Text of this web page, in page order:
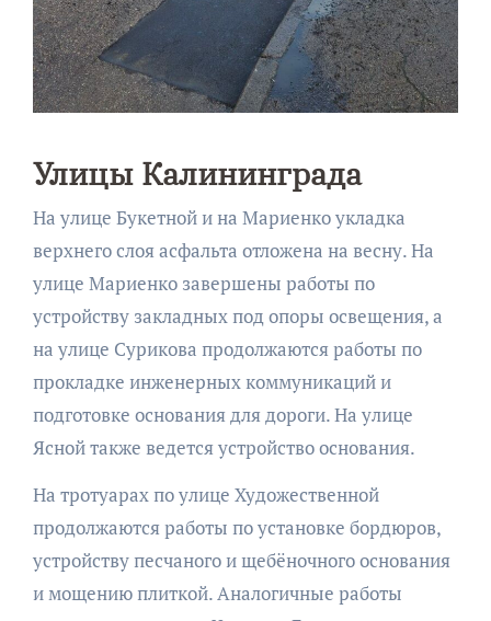
Улицы Калининграда
На улице Букетной и на Мариенко укладка
верхнего слоя асфальта отложена на весну. На
улице Мариенко завершены работы по
устройству закладных под опоры освещения, а
на улице Сурикова продолжаются работы по
прокладке инженерных коммуникаций и
подготовке основания для дороги. На улице
Ясной также ведется устройство основания.
На тротуарах по улице Художественной
продолжаются работы по установке бордюров,
устройству песчаного и щебёночного основания
и мощению плиткой. Аналогичные работы